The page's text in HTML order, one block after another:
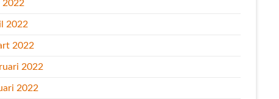
2022
2022
2022
2022
2022